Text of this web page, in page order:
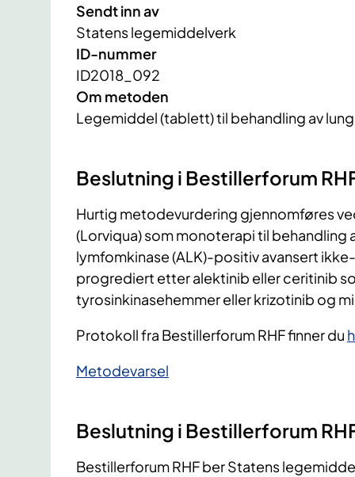
Sendt inn av
Statens legemiddelverk
ID-nummer
ID2018_092
Om metoden
Legemiddel (tablett) til behandling av
Beslutning i Bestillerforum
Hurtig metodevurdering gjennomføres
(Lorviqua) som monoterapi til behandling
lymfomkinase (ALK)-positiv avansert
progrediert etter alektinib eller ceritinib
tyrosinkinasehemmer eller krizotinib og
Protokoll fra Bestillerforum RHF finner du
​Metodevarsel
Beslutning i Bestillerforum
Bestillerforum RHF ber Statens